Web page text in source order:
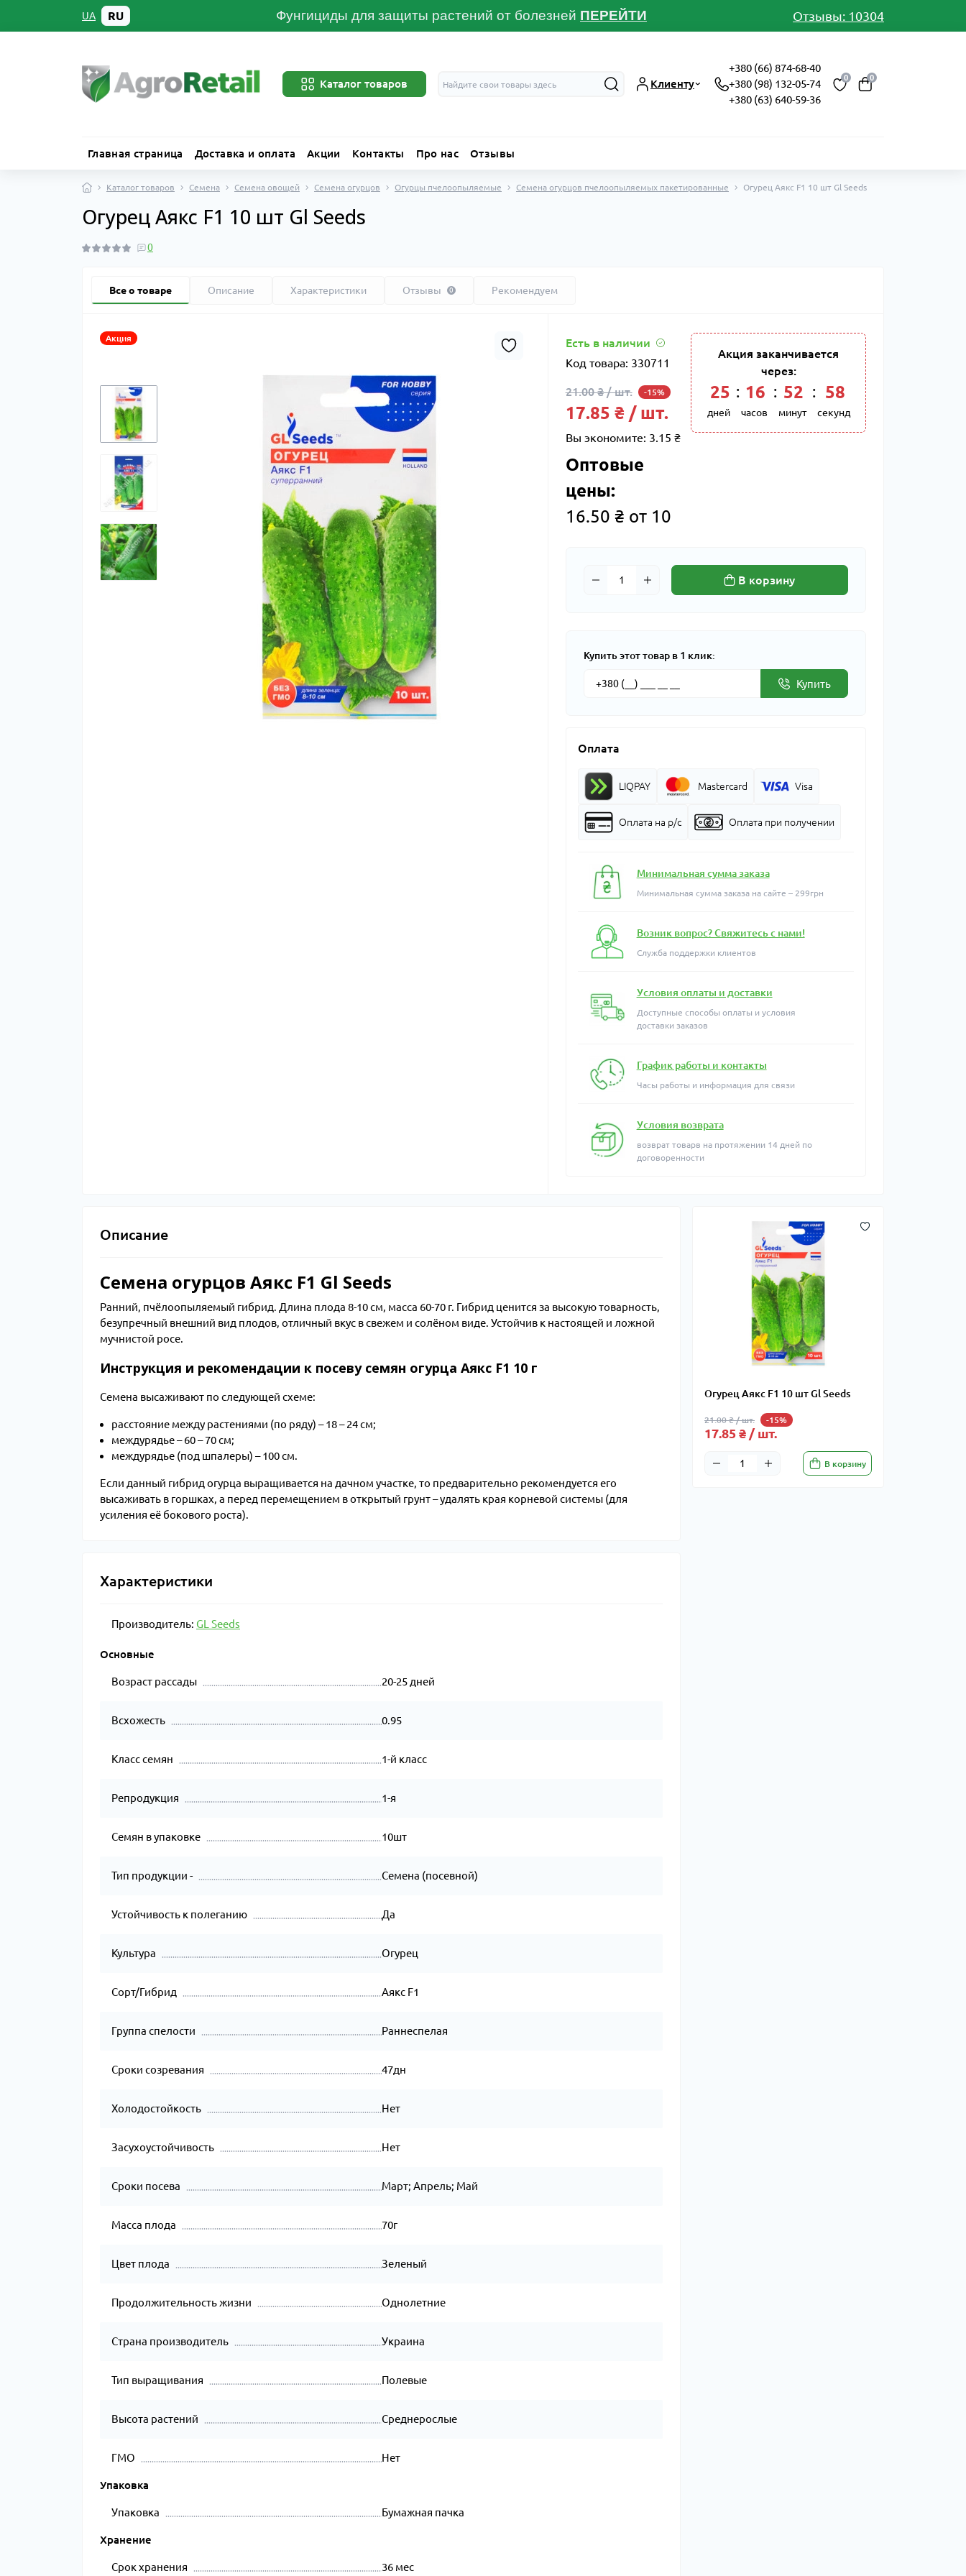
UA RU Фунгициды для защиты растений от болезней ПЕРЕЙТИ Отзывы: 10304
Каталог товаров Клиенту
+380 (66) 874-68-40
+380 (98) 132-05-74
+380 (63) 640-59-36
0 0
Главная страница Доставка и оплата Акции Контакты Про нас Отзывы
Каталог товаров Семена Семена овощей Семена огурцов Огурцы пчелоопыляемые Семена огурцов пчелоопыляемых пакетированные Огурец Аякс F1 10 шт Gl Seeds
Огурец Аякс F1 10 шт Gl Seeds
0
Все о товаре Описание Характеристики Отзывы 0 Рекомендуем
Акция
Есть в наличии
Код товара: 330711
21.00 ₴ / шт. -15%
17.85 ₴ / шт.
Вы экономите: 3.15 ₴
Оптовые
цены:
16.50 ₴ от 10
Акция заканчивается
через:
25
дней
: 16
часов
: 52
минут
: 57
секунд
В корзину
Купить этот товар в 1 клик:
Купить
Оплата
LIQPAY Mastercard Visa
Оплата на р/с Оплата при получении
Минимальная сумма заказа
Минимальная сумма заказа на сайте – 299грн
Возник вопрос? Свяжитесь с нами!
Служба поддержки клиентов
Условия оплаты и доставки
Доступные способы оплаты и условия
доставки заказов
График работы и контакты
Часы работы и информация для связи
Условия возврата
возврат товарв на протяжении 14 дней по
договоренности
Огурец Аякс F1 10 шт Gl Seeds
21.00 ₴ / шт. -15%
17.85 ₴ / шт.
В корзину
Описание
Семена огурцов Аякс F1 Gl Seeds
Ранний, пчёлоопыляемый гибрид. Длина плода 8-10 см, масса 60-70 г. Гибрид ценится за высокую товарность,
безупречный внешний вид плодов, отличный вкус в свежем и солёном виде. Устойчив к настоящей и ложной
мучнистой росе.
Инструкция и рекомендации к посеву семян огурца Аякс F1 10 г
Семена высаживают по следующей схеме:
расстояние между растениями (по ряду) – 18 – 24 см;
междурядье – 60 – 70 см;
междурядье (под шпалеры) – 100 см.
Если данный гибрид огурца выращивается на дачном участке, то предварительно рекомендуется его
высаживать в горшках, а перед перемещением в открытый грунт – удалять края корневой системы (для
усиления её бокового роста).
Характеристики
Производитель: GL Seeds
Основные
Возраст рассады 20-25 дней
Всхожесть 0.95
Класс семян 1-й класс
Репродукция 1-я
Семян в упаковке 10шт
Тип продукции - Семена (посевной)
Устойчивость к полеганию Да
Культура Огурец
Сорт/Гибрид Аякс F1
Группа спелости Раннеспелая
Сроки созревания 47дн
Холодостойкость Нет
Засухоустойчивость Нет
Сроки посева Март; Апрель; Май
Масса плода 70г
Цвет плода Зеленый
Продолжительность жизни Однолетние
Страна производитель Украина
Тип выращивания Полевые
Высота растений Среднерослые
ГМО Нет
Упаковка
Упаковка Бумажная пачка
Хранение
Срок хранения 36 мес